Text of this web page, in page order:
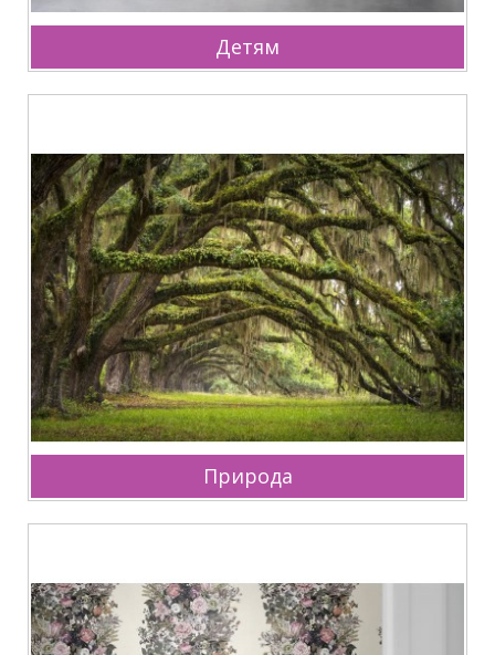
Детям
Природа